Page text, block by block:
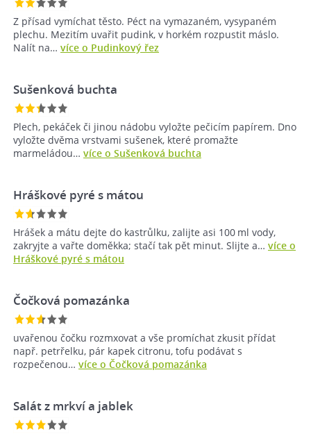
Z přísad vymíchat těsto. Péct na vymazaném, vysypaném
plechu. Mezitím uvařit pudink, v horkém rozpustit máslo.
Nalít na… více o Pudinkový řez
Sušenková buchta
Plech, pekáček či jinou nádobu vyložte pečicím papírem. Dno
vyložte dvěma vrstvami sušenek, které promažte
marmeládou… více o Sušenková buchta
Hráškové pyré s mátou
Hrášek a mátu dejte do kastrůlku, zalijte asi 100 ml vody,
zakryjte a vařte doměkka; stačí tak pět minut. Slijte a… více o
Hráškové pyré s mátou
Čočková pomazánka
uvařenou čočku rozmxovat a vše promíchat zkusit přídat
např. petrřelku, pár kapek citronu, tofu podávat s
rozpečenou… více o Čočková pomazánka
Salát z mrkví a jablek